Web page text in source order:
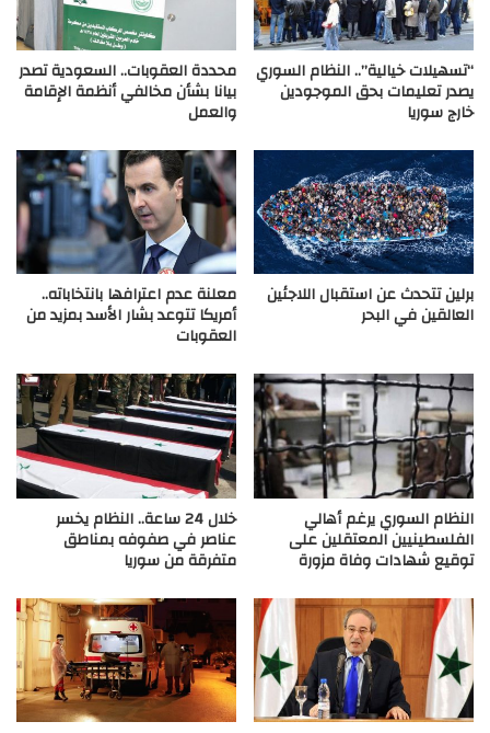
“تسهيلات خيالية”.. النظام السوري
يصدر تعليمات بحق الموجودين
خارج سوريا
محددة العقوبات.. السعودية تصدر
بيانا بشأن مخالفي أنظمة الإقامة
والعمل
برلين تتحدث عن استقبال اللاجئين
العالقين في البحر
معلنة عدم اعترافها بانتخاباته..
أمريكا تتوعد بشار الأسد بمزيد من
العقوبات
النظام السوري يرغم أهالي
الفلسطينيين المعتقلين على
توقيع شهادات وفاة مزورة
خلال 24 ساعة.. النظام يخسر
عناصر في صفوفه بمناطق
متفرقة من سوريا